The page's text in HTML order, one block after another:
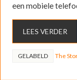
een mobiele
LEES VERDER
GELABELD The